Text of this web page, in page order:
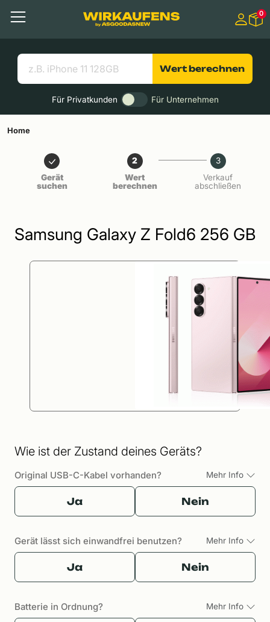
Menü
Suchen
Nützliche Links
0
Wert berechnen
Für Privatkunden Für Unternehmen
Home
Gerät
suchen
2
Wert
berechnen
3
Verkauf
abschließen
Samsung Galaxy Z Fold6 256 GB
Wie ist der Zustand deines Geräts?
Original USB-C-Kabel vorhanden? Mehr Info
Ja Nein
Gerät lässt sich einwandfrei benutzen? Mehr Info
Ja Nein
Batterie in Ordnung? Mehr Info